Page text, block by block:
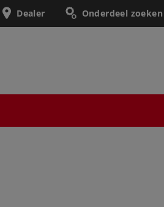
Onderdeel zoeken
Dealer